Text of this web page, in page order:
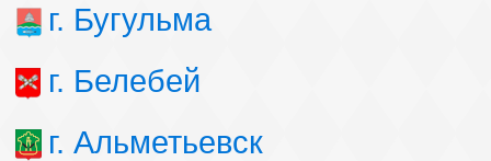
г. Бугульма
г. Белебей
г. Альметьевск